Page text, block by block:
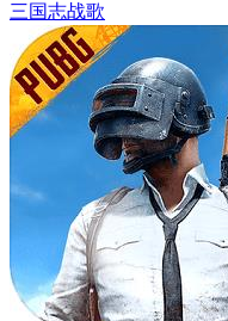
三国志战歌